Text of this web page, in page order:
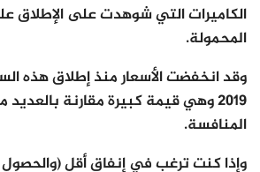
الكاميرات التي شوهدت على الإطلاق
المحمولة.
وقد انخفضت الأسعار منذ إطلاق هذه
2019 وهي قيمة كبيرة مقارنة
المنافسة.
وإذا كنت ترغب في إنفاق أقل